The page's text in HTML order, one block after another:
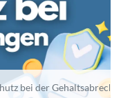
bei der